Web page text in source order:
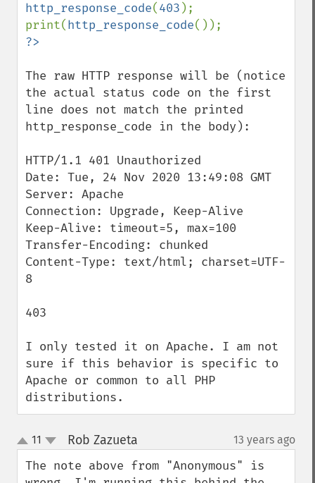
http_response_code(403 );
print(http_response_code
The raw HTTP response will be (notice
the actual status code on the first
line does not match the printed
http_response_code in the body):
HTTP/1.1 401 Unauthorized
Date: Tue, 24 Nov 2020 13:49:08 GMT
Server: Apache
Connection: Upgrade, Keep-Alive
Keep-Alive: timeout=5, max=100
Transfer-Encoding: chunked
Content-Type: text/html; charset=UTF-
8
403
I only tested it on Apache. I am not
sure if this behavior is specific to
Apache or common to all PHP
distributions.
up
down
11 Rob Zazueta 13 years ago
The note above from "Anonymous" is